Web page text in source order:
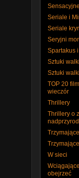
Sensacyjne
Seriale i
Seriale
Seryjni
Spartakus
Sztuki walki
Sztuki
TOP 20
wieczór
Thrillery
Thrillery o
W sieci
obejrzeć